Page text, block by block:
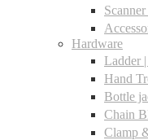
Hardware
Ladder
Hand
Bottle
Chain
Clamp